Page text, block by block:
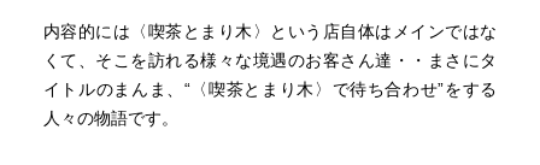
内容的には〈喫茶とまり木〉という店自体はメインではな
くて、そこを訪れる様々な境遇のお客さん達・・まさにタ
イトルのまんま、“〈喫茶とまり木〉で待ち合わせ”をする
人々の物語です。